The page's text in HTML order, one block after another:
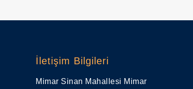
İletişim Bilgileri
Mimar Sinan Mahallesi Mimar